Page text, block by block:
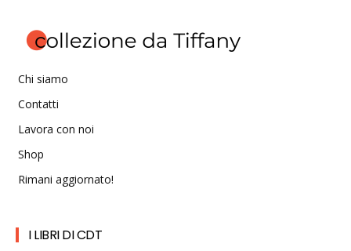
Chi siamo
Contatti
Lavora con noi
Shop
Rimani aggiornato!
I LIBRI DI CDT